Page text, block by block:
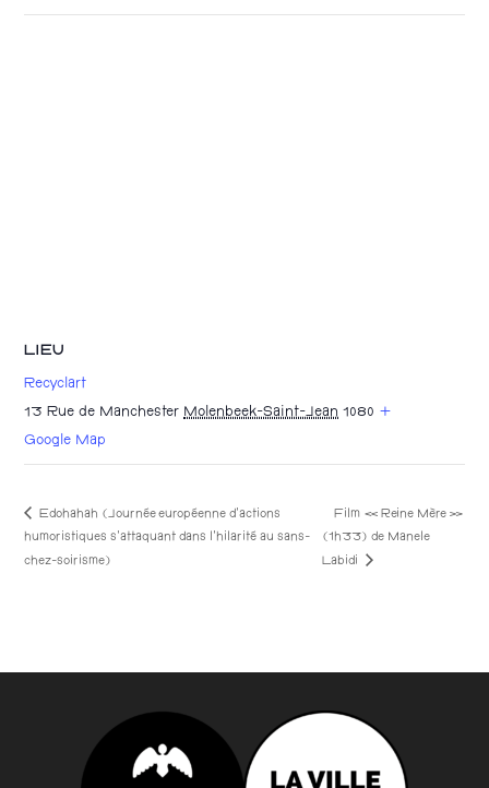
LIEU
Recyclart
13 Rue de Manchester Molenbeek-Saint-Jean 1080 +
Google Map
Edohahah (Journée européenne d’actions
humoristiques s’attaquant dans l’hilarité au sans-
chez-soirisme)
Film « Reine Mère »
(1h33) de Manele
Labidi